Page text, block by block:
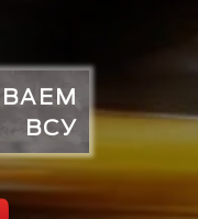
ВСУ